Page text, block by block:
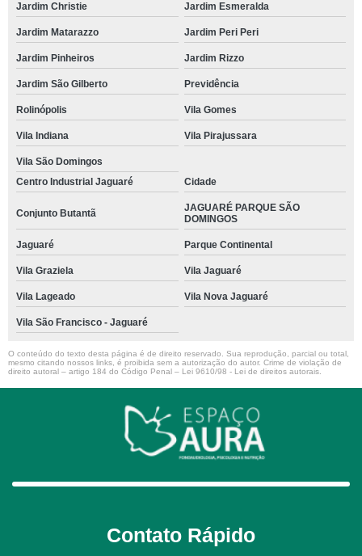
Jardim Christie Jardim Esmeralda
Jardim Matarazzo Jardim Peri Peri
Jardim Pinheiros Jardim Rizzo
Jardim São Gilberto Previdência
Rolinópolis Vila Gomes
Vila Indiana Vila Pirajussara
Vila São Domingos
Centro Industrial Jaguaré
Cidade
Conjunto Butantã
JAGUARÉ PARQUE SÃO
DOMINGOS
Jaguaré Parque Continental
Vila Graziela Vila Jaguaré
Vila Lageado Vila Nova Jaguaré
Vila São Francisco - Jaguaré
O conteúdo do texto desta página é de direito reservado. Sua reprodução, parcial ou total,
mesmo citando nossos links, é proibida sem a autorização do autor. Crime de violação de
direito autoral – artigo 184 do Código Penal – Lei 9610/98 - Lei de direitos autorais
Contato Rápido